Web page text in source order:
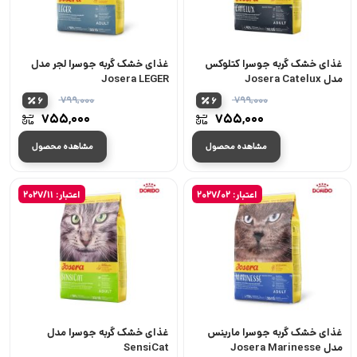
غذای خشک گربه جوسرا کتلوکس
مدل Josera Catelux
۷۹۹,۰۰۰
قیمت
اصلی:
بود.
۷۵۵,۰۰۰
قیمت
فعلی:
6
مشاهده محصول
غذای خشک گربه جوسرا لجر مدل
Josera LEGER
۷۹۹,۰۰۰
قیمت
بود.
۷۵۵,۰۰۰
قیمت
فعلی:
۷۵۵,۰۰۰
6
مشاهده محصول
اعتبار: 2027/02
غذای خشک گربه جوسرا مارینس
مدل Josera Marinesse
اعتبار: 2027/11
غذای خشک گربه جوسرا مدل
SensiCat